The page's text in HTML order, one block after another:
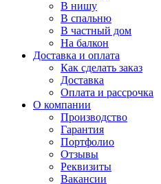
В нишу
В спальню
В частный дом
На балкон
Доставка и оплата
Как сделать заказ
Доставка
Оплата и рассрочка
О компании
Производство
Гарантия
Портфолио
Отзывы
Реквизиты
Вакансии